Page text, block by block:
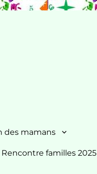
des mamans
Rencontre familles 2025